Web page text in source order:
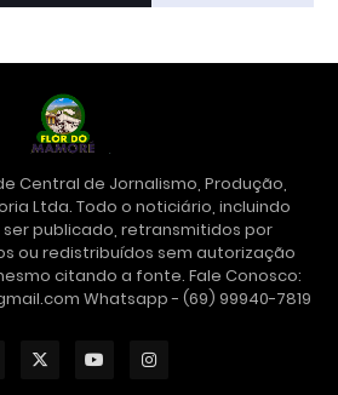
Central de Jornalismo, Produção,
Ltda. Todo o noticiário, incluindo
publicado, retransmitidos por
ou redistribuídos sem autorização
citando a fonte. Fale Conosco:
Whatsapp - (69) 99940-7819